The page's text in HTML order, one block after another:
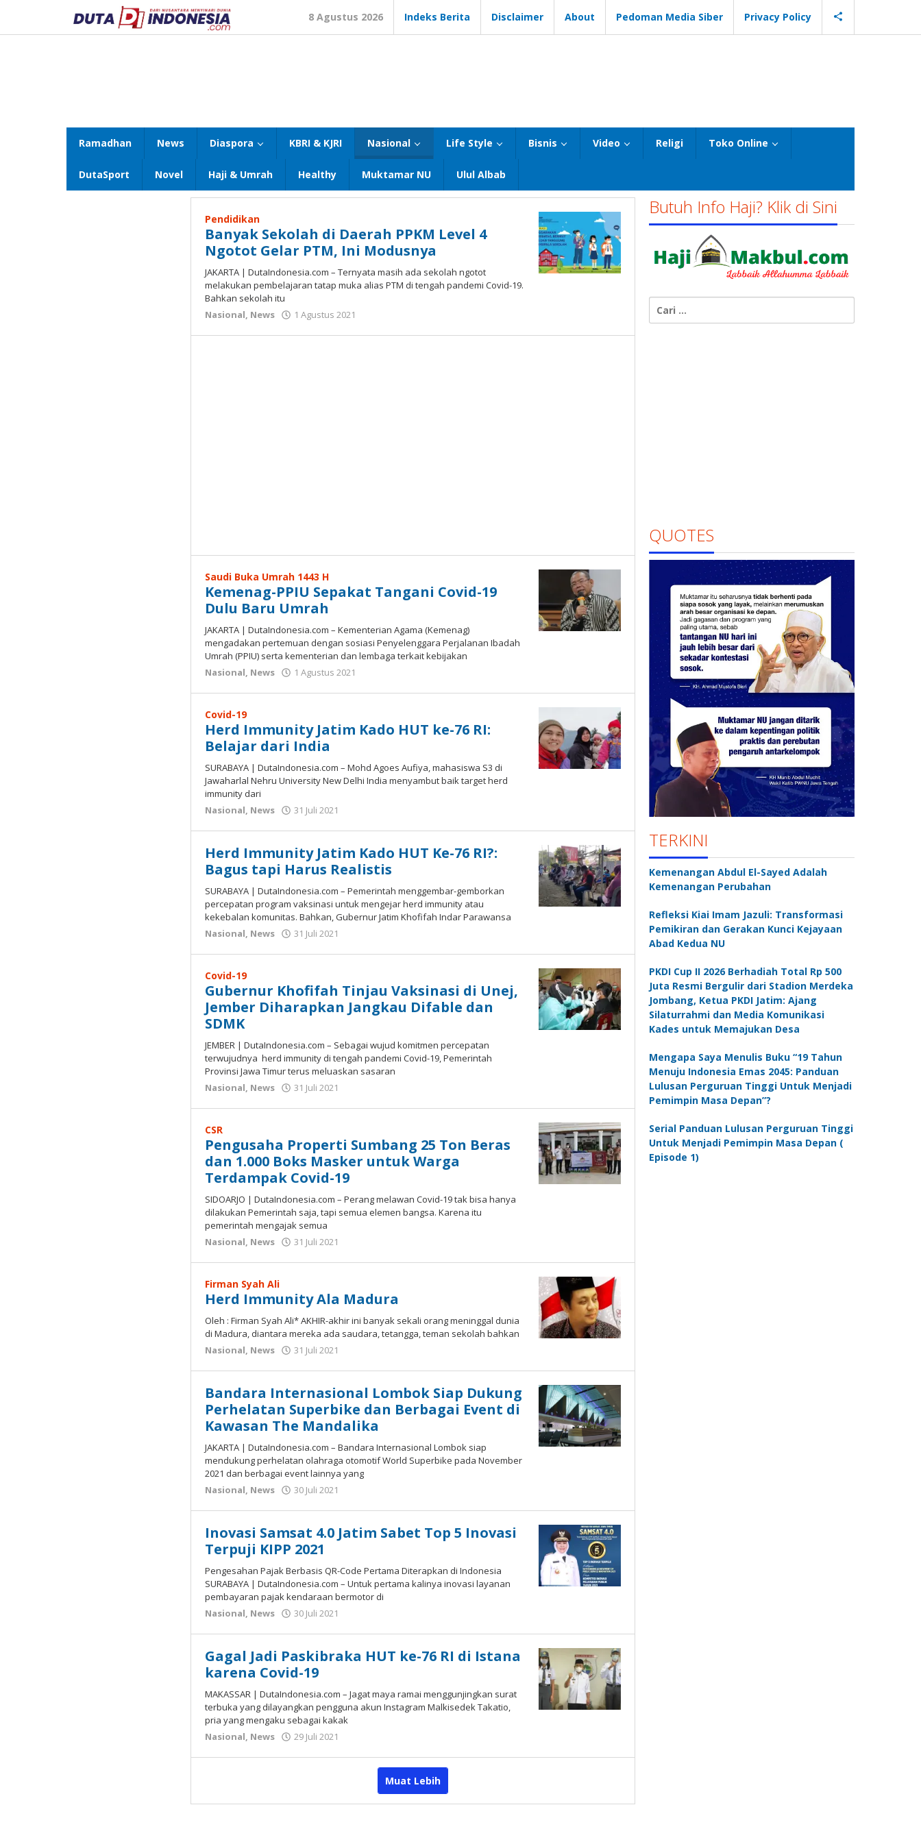
konten
8 Agustus 2026 Indeks Berita Disclaimer About Pedoman Media Siber Privacy Policy
Ramadhan News Diaspora KBRI & KJRI Nasional Life Style Bisnis Video Religi Toko Online
DutaSport Novel Haji & Umrah Healthy Muktamar NU Ulul Albab
Pendidikan
Banyak Sekolah di Daerah PPKM Level 4
Ngotot Gelar PTM, Ini Modusnya
JAKARTA | DutaIndonesia.com – Ternyata masih ada sekolah ngotot
melakukan pembelajaran tatap muka alias PTM di tengah pandemi Covid-19.
Bahkan sekolah itu
Nasional, News 1 Agustus 2021
Susanto
Saudi Buka Umrah 1443 H
Kemenag-PPIU Sepakat Tangani Covid-19
Dulu Baru Umrah
JAKARTA | DutaIndonesia.com – Kementerian Agama (Kemenag)
mengadakan pertemuan dengan sosiasi Penyelenggara Perjalanan Ibadah
Umrah (PPIU) serta kementerian dan lembaga terkait kebijakan
Nasional, News 1 Agustus 2021
Susanto
Covid-19
Herd Immunity Jatim Kado HUT ke-76 RI:
Belajar dari India
SURABAYA | DutaIndonesia.com – Mohd Agoes Aufiya, mahasiswa S3 di
Jawaharlal Nehru University New Delhi India menyambut baik target herd
immunity dari
Nasional, News 31 Juli 2021
Susanto
Herd Immunity Jatim Kado HUT Ke-76 RI?:
Bagus tapi Harus Realistis
SURABAYA | DutaIndonesia.com – Pemerintah menggembar-gemborkan
percepatan program vaksinasi untuk mengejar herd immunity atau
kekebalan komunitas. Bahkan, Gubernur Jatim Khofifah Indar Parawansa
Nasional, News 31 Juli 2021
Susanto
Covid-19
Gubernur Khofifah Tinjau Vaksinasi di Unej,
Jember Diharapkan Jangkau Difable dan
SDMK
JEMBER | DutaIndonesia.com – Sebagai wujud komitmen percepatan
terwujudnya herd immunity di tengah pandemi Covid-19, Pemerintah
Provinsi Jawa Timur terus meluaskan sasaran
Nasional, News 31 Juli 2021
Susanto
CSR
Pengusaha Properti Sumbang 25 Ton Beras
dan 1.000 Boks Masker untuk Warga
Terdampak Covid-19
SIDOARJO | DutaIndonesia.com – Perang melawan Covid-19 tak bisa hanya
dilakukan Pemerintah saja, tapi semua elemen bangsa. Karena itu
pemerintah mengajak semua
Nasional, News 31 Juli 2021
Susanto
Firman Syah Ali
Herd Immunity Ala Madura
Oleh : Firman Syah Ali* AKHIR-akhir ini banyak sekali orang meninggal dunia
di Madura, diantara mereka ada saudara, tetangga, teman sekolah bahkan
Nasional, News 31 Juli 2021
Susanto
Bandara Internasional Lombok Siap Dukung
Perhelatan Superbike dan Berbagai Event di
Kawasan The Mandalika
JAKARTA | DutaIndonesia.com – Bandara Internasional Lombok siap
mendukung perhelatan olahraga otomotif World Superbike pada November
2021 dan berbagai event lainnya yang
Nasional, News 30 Juli 2021
Susanto
Inovasi Samsat 4.0 Jatim Sabet Top 5 Inovasi
Terpuji KIPP 2021
Pengesahan Pajak Berbasis QR-Code Pertama Diterapkan di Indonesia
SURABAYA | DutaIndonesia.com – Untuk pertama kalinya inovasi layanan
pembayaran pajak kendaraan bermotor di
Nasional, News 30 Juli 2021
Susanto
Gagal Jadi Paskibraka HUT ke-76 RI di Istana
karena Covid-19
MAKASSAR | DutaIndonesia.com – Jagat maya ramai menggunjingkan surat
terbuka yang dilayangkan pengguna akun Instagram Malkisedek Takatio,
pria yang mengaku sebagai kakak
Nasional, News 29 Juli 2021
Susanto
Muat Lebih
Butuh Info Haji? Klik di Sini
untuk:
QUOTES
TERKINI
Kemenangan Abdul El-Sayed Adalah
Kemenangan Perubahan
Refleksi Kiai Imam Jazuli: Transformasi
Pemikiran dan Gerakan Kunci Kejayaan
Abad Kedua NU
PKDI Cup II 2026 Berhadiah Total Rp 500
Juta Resmi Bergulir dari Stadion Merdeka
Jombang, Ketua PKDI Jatim: Ajang
Silaturrahmi dan Media Komunikasi
Kades untuk Memajukan Desa
Mengapa Saya Menulis Buku “19 Tahun
Menuju Indonesia Emas 2045: Panduan
Lulusan Perguruan Tinggi Untuk Menjadi
Pemimpin Masa Depan”?
Serial Panduan Lulusan Perguruan Tinggi
Untuk Menjadi Pemimpin Masa Depan (
Episode 1)